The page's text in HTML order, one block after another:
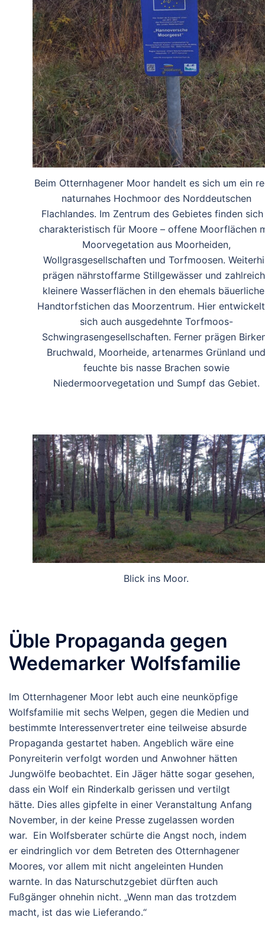
Beim Otternhagener Moor handelt es sich um ein
naturnahes Hochmoor des Norddeutschen
Flachlandes. Im Zentrum des Gebietes finden sich
charakteristisch für Moore – offene Moorflächen
Moorvegetation aus Moorheiden,
Wollgrasgesellschaften und Torfmoosen.
prägen nährstoffarme Stillgewässer und
kleinere Wasserflächen in den ehemals
Handtorfstichen das Moorzentrum. Hier
sich auch ausgedehnte Torfmoos-
Schwingrasengesellschaften. Ferner prägen
Bruchwald, Moorheide, artenarmes Grünland und
feuchte bis nasse Brachen sowie
Niedermoorvegetation und Sumpf das Gebiet.
Blick ins Moor.
Üble Propaganda gegen
Wedemarker Wolfsfamilie
Im Otternhagener Moor lebt auch eine neunköpfige
Wolfsfamilie mit sechs Welpen, gegen die Medien und
bestimmte Interessenvertreter eine teilweise absurde
Propaganda gestartet haben. Angeblich wäre eine
Ponyreiterin verfolgt worden und Anwohner hätten
Jungwölfe beobachtet. Ein Jäger hätte sogar gesehen,
dass ein Wolf ein Rinderkalb gerissen und vertilgt
hätte. Dies alles gipfelte in einer Veranstaltung Anfang
November, in der keine Presse zugelassen worden
war. Ein Wolfsberater schürte die Angst noch, indem
er eindringlich vor dem Betreten des Otternhagener
Moores, vor allem mit nicht angeleinten Hunden
warnte. In das Naturschutzgebiet dürften auch
Fußgänger ohnehin nicht. „Wenn man das trotzdem
macht, ist das wie Lieferando.“